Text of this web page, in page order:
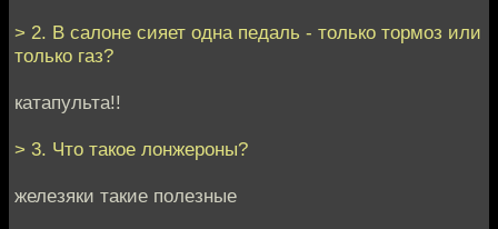
> 2. В салоне сияет одна педаль - только тормоз или
только газ?
катапульта!!
> 3. Что такое лонжероны?
железяки такие полезные